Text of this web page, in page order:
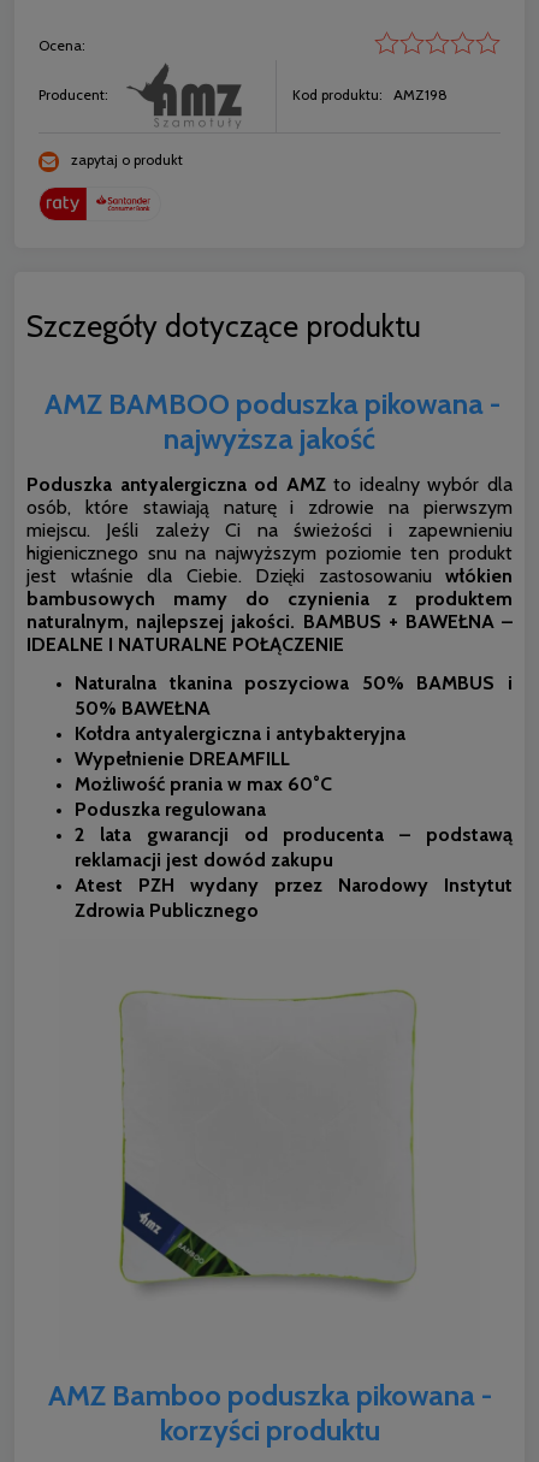
Ocena:
Producent: Kod produktu: AMZ198
zapytaj o produkt
Szczegóły dotyczące produktu
AMZ BAMBOO poduszka pikowana -
najwyższa jakość
Poduszka antyalergiczna od AMZto idealny wybór dla
osób, które stawiają naturę i zdrowie na pierwszym
miejscu. Jeśli zależy Ci na świeżości i zapewnieniu
higienicznego snu na najwyższym poziomie ten produkt
jest właśnie dla Ciebie. Dzięki zastosowaniu włókien
bambusowych mamy do czynienia z produktem
naturalnym, najlepszej jakości. BAMBUS + BAWEŁNA –
IDEALNE I NATURALNE POŁĄCZENIE
Naturalna tkanina poszyciowa 50% BAMBUS i
50% BAWEŁNA
Kołdra antyalergiczna i antybakteryjna
Wypełnienie DREAMFILL
Możliwość prania w max 60°C
Poduszka regulowana
2 lata gwarancji od producenta – podstawą
reklamacji jest dowód zakupu
Atest PZH wydany przez Narodowy Instytut
Zdrowia Publicznego
AMZ Bamboo poduszka pikowana -
korzyści produktu